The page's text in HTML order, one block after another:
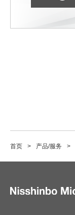
首页 产品/服务